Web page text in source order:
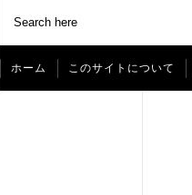
ホーム このサイトについて